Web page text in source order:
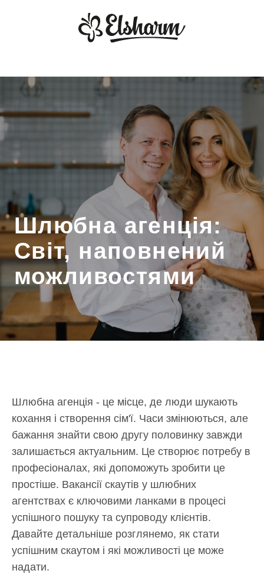
Шлюбна агенція:
Світ, наповнений
можливостями
Шлюбна агенція - це місце, де люди шукають
кохання і створення сім'ї. Часи змінюються, але
бажання знайти свою другу половинку завжди
залишається актуальним. Це створює потребу в
професіоналах, які допоможуть зробити це
простіше. Вакансії скаутів у шлюбних
агентствах є ключовими ланками в процесі
успішного пошуку та супроводу клієнтів.
Давайте детальніше розглянемо, як стати
успішним скаутом і які можливості це може
надати.